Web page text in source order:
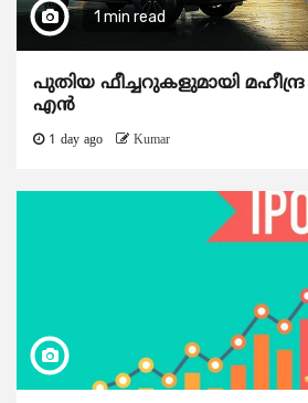
1 min read
പുതിയ ഫീച്ചറുകളുമായി
എൻ
1 day ago Kumar